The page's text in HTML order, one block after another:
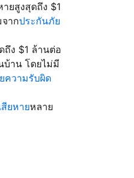
ยสูงสุดถึง $1
จากประกันภัย
ถึง $1 ล้านต่อ
บ้าน โดยไม่มี
ความรับผิด
ยหายหลาย